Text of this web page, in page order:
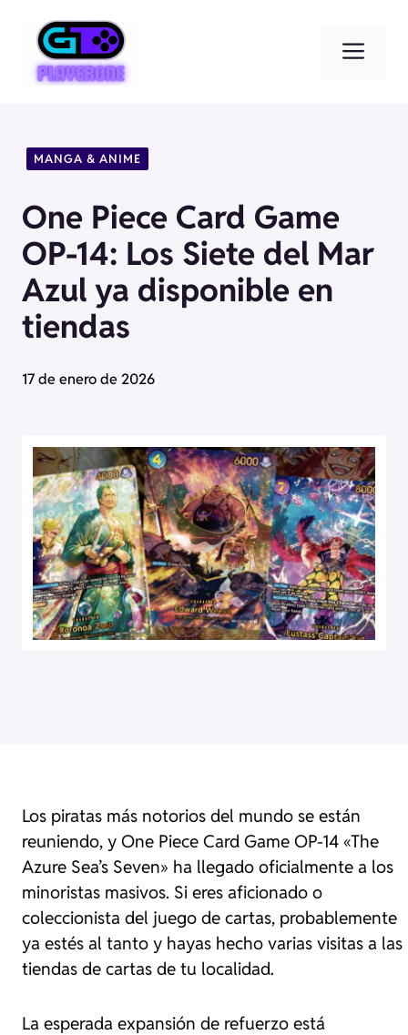
contenido
MANGA & ANIME
One Piece Card Game
OP-14: Los Siete del Mar
Azul ya disponible en
tiendas
17 de enero de 2026
Los piratas más notorios del mundo se están
reuniendo, y One Piece Card Game OP-14 «The
Azure Sea’s Seven» ha llegado oficialmente a los
minoristas masivos. Si eres aficionado o
coleccionista del juego de cartas, probablemente
ya estés al tanto y hayas hecho varias visitas a las
tiendas de cartas de tu localidad.
La esperada expansión de refuerzo está